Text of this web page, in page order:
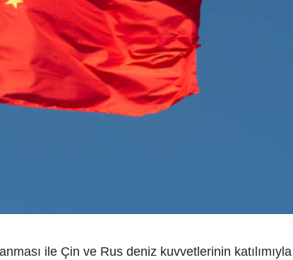
ile Çin ve Rus deniz kuvvetlerinin katılımıyla